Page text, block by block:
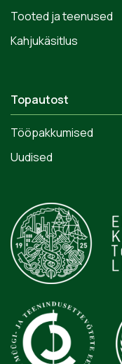
Tooted ja teenused
Kahjukäsitlus
Topautost
Tööpakkumised
Uudised